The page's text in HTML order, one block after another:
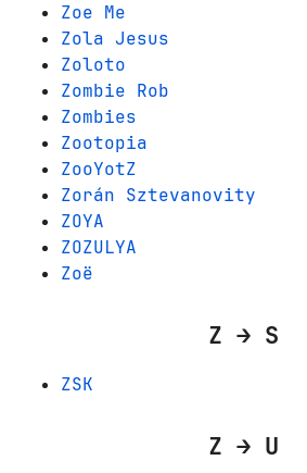
Zoe Me
Zola Jesus
Zoloto
Zombie Rob
Zombies
Zootopia
ZooYotZ
Zorán Sztevanovity
ZOYA
ZOZULYA
Zoë
Z → S
ZSK
Z → U